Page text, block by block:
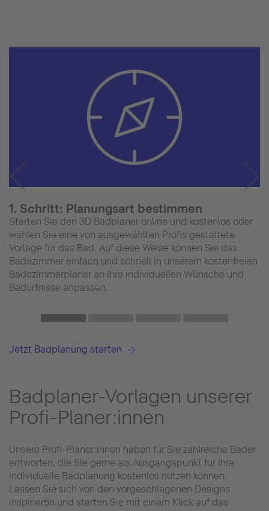
1. Schritt: Planungsart bestimmen
Starten Sie den 3D Badplaner online und kostenlos oder
wählen Sie eine von ausgewählten Profis gestaltete
Vorlage für das Bad. Auf diese Weise können Sie das
Badezimmer einfach und schnell in unserem kostenfreien
Badezimmerplaner an Ihre individuellen Wünsche und
Bedürfnisse anpassen.
Jetzt Badplanung starten
Badplaner-Vorlagen unserer
Profi-Planer:innen
Unsere Profi-Planer:innen haben für Sie zahlreiche Bäder
entworfen, die Sie gerne als Ausgangspunkt für Ihre
individuelle Badplanung kostenlos nutzen können.
Lassen Sie sich von den vorgeschlagenen Designs
inspirieren und starten Sie mit einem Klick auf das